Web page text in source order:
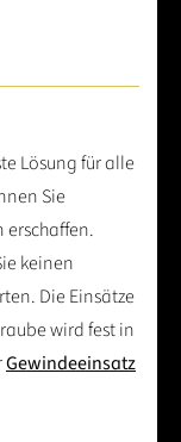
Lösung für alle
Sie
keinen
Die Einsätze
wird fest in
Gewindeeinsatz